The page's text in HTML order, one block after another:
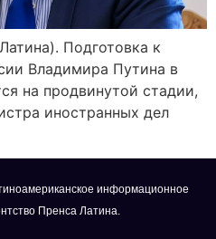
Подготовка к
Владимира Путина в
на продвинутой стадии,
иностранных дел
информационное
Пренса Латина.